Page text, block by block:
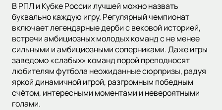
В РПЛ и Кубке России лучшей можно назвать
буквально каждую игру. Регулярный чемпионат
включает легендарные дерби с вековой историей,
встречи амбициозных молодых команд с не менее
сильными и амбициозными соперниками. Даже игры
заведомо «слабых» команд порой преподносят
любителям футбола неожиданные сюрпризы, радуя
яркой динамичной игрой, разгромным победным
счётом, интересными моментами и невероятными
голами.